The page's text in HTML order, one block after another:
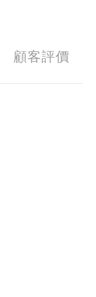
顧客評價